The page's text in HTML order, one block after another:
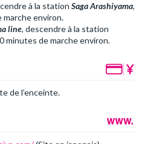
à la station Saga Arashiyama,
marche environ.
line, descendre à la station
minutes de marche environ.
de l’enceinte.